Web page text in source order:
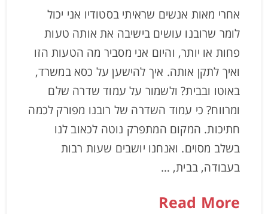
אחרי מאות אנשים שראיתי בסטודיו אני יכול
לומר שרובנו עושים בישיבה את אותה טעות
פחות או יותר, והיום אני מסביר מה הטעות הזו
ואיך לתקן אותה. איך להישען על כסא במשרד,
באוטו ובבית? ולשמור על עמוד שדרה שלם
ומרווח? כי עמוד השדרה של רובנו מפורק לכמה
חתיכות. המקום המתפרק נוטה לכאוב לנו
בשלב מסוים. ואנחנו יושבים שעות רבות
בעבודה, בבית, …
Read More